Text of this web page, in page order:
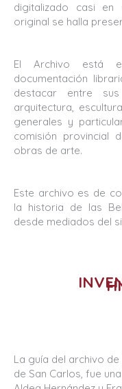
digitalizado casi
original se halla
El Archivo está
documentación
destacar entre
arquitectura,
generales y
comisión provincial
obras de arte.
Este archivo es de
la historia de las
desde mediados del
La guía del archivo
de San Carlos, fue